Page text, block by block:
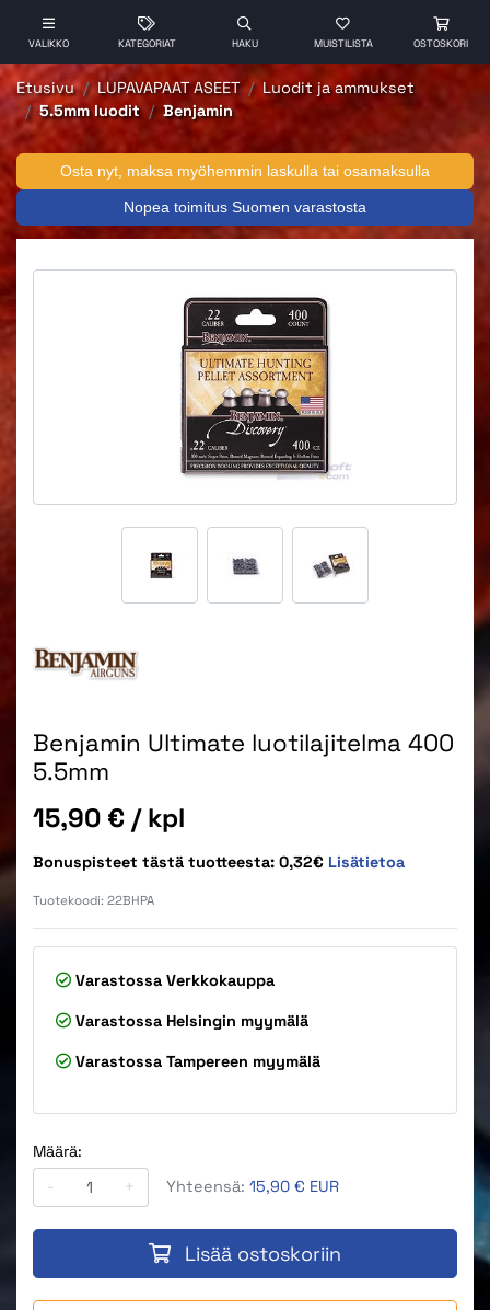
VALIKKO KATEGORIAT HAKU MUISTILISTA OSTOSKORI
Etusivu LUPAVAPAAT ASEET
Luodit ja ammukset
5.5mm luodit
Benjamin
Osta nyt, maksa myöhemmin laskulla tai osamaksulla
Nopea toimitus Suomen varastosta
Benjamin Ultimate luotilajitelma 400
5.5mm
Hinta
15,90 € / kpl
Bonuspisteet tästä tuotteesta: 0,32€ Lisätietoa
Tuotekoodi: 22BHPA
Varastossa Verkkokauppa
Varastossa Helsingin myymälä
Varastossa Tampereen myymälä
Määrä:
-
+ Yhteensä: 15,90 € EUR
Lisää ostoskoriin